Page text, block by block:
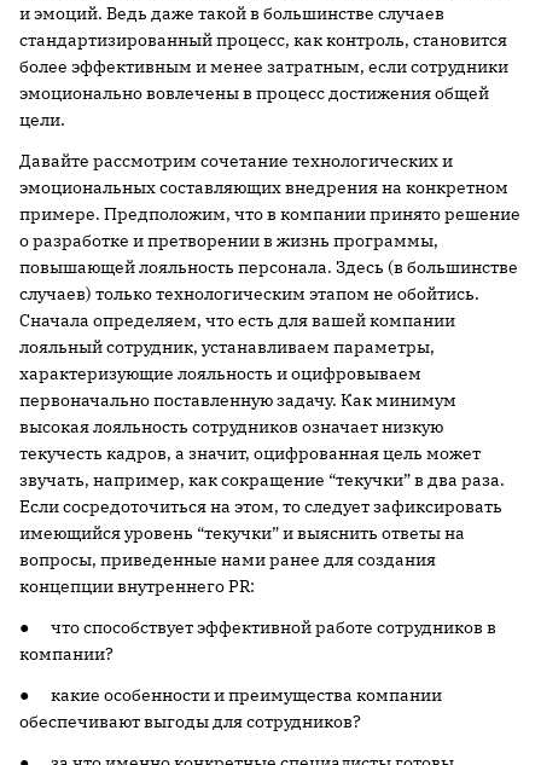
и эмоций. Ведь даже такой в большинстве случаев
стандартизированный процесс, как контроль, становится
более эффективным и менее затратным, если сотрудники
эмоционально вовлечены в процесс достижения общей
цели.
Давайте рассмотрим сочетание технологических и
эмоциональных составляющих внедрения на конкретном
примере. Предположим, что в компании принято решение
о разработке и претворении в жизнь программы,
повышающей лояльность персонала. Здесь (в большинстве
случаев) только технологическим этапом не обойтись.
Сначала определяем, что есть для вашей компании
лояльный сотрудник, устанавливаем параметры,
характеризующие лояльность и оцифровываем
первоначально поставленную задачу. Как минимум
высокая лояльность сотрудников означает низкую
текучесть кадров, а значит, оцифрованная цель может
звучать, например, как сокращение “текучки” в два раза.
Если сосредоточиться на этом, то следует зафиксировать
имеющийся уровень “текучки” и выяснить ответы на
вопросы, приведенные нами ранее для создания
концепции внутреннего PR:
● что способствует эффективной работе сотрудников в
компании?
● какие особенности и преимущества компании
обеспечивают выгоды для сотрудников?